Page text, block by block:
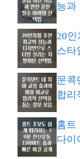
능과
20인
스타
문콕
합리
홈트
다이